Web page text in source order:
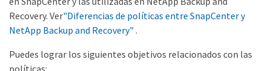
Recovery. Ver"Diferencias de políticas entre SnapCenter y
NetApp Backup and Recovery" .
Puedes lograr los siguientes objetivos relacionados con las
políticas: